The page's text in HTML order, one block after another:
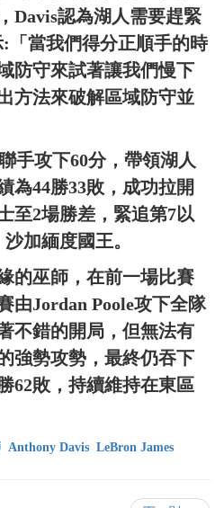
Davis認為湖人需要趕緊
「當我們得分正順手的時
防守來試著讓我們慢下
方法來破解區域防守並
手攻下60分，帶領湖人
為44勝33敗，成功拉開
至2場勝差，緊追第7以
加緬度國王。
的巫師，在前一場比賽
由Jordan Poole攻下全隊
不錯的開局，但無法有
強勢攻勢，最終仍吞下
62敗，持續維持在東區
Anthony Davis LeBron James